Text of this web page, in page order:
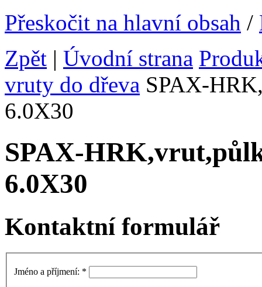
Přeskočit na hlavní obsah /
Zpět | Úvodní strana
vruty do dřeva SPAX-
6.0X30
SPAX-
6.0X30
Kontaktní formulář
Jméno a příjmení: *